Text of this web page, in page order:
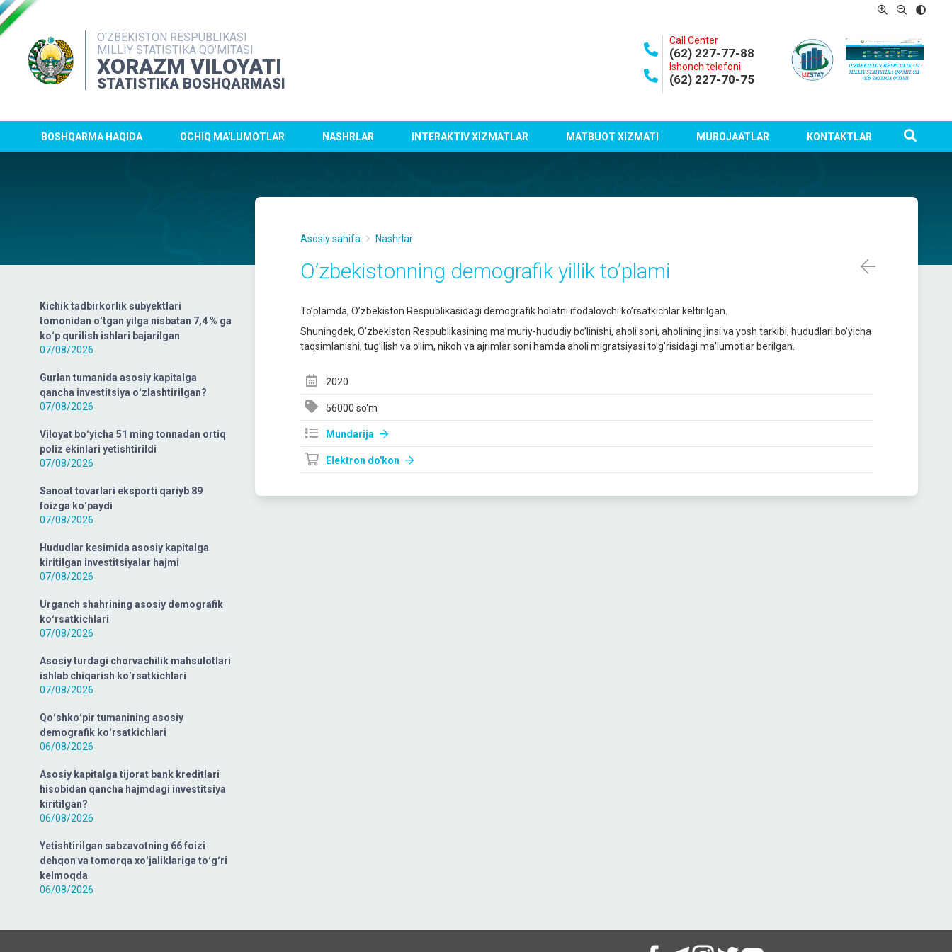
O'ZBEKISTON RESPUBLIKASI
MILLIY STATISTIKA QO'MITASI
XORAZM VILOYATI
STATISTIKA BOSHQARMASI
Call Center
(62) 227-77-88
Ishonch telefoni
(62) 227-70-75
BOSHQARMA HAQIDA OCHIQ MA'LUMOTLAR NASHRLAR INTERAKTIV XIZMATLAR MATBUOT XIZMATI MUROJAATLAR KONTAKTLAR
Kichik tadbirkorlik subyektlari
tomonidan oʻtgan yilga nisbatan 7,4 % ga
koʻp qurilish ishlari bajarilgan
07/08/2026
Gurlan tumanida asosiy kapitalga
qancha investitsiya oʻzlashtirilgan?
07/08/2026
Viloyat boʻyicha 51 ming tonnadan ortiq
poliz ekinlari yetishtirildi
07/08/2026
Sanoat tovarlari eksporti qariyb 89
foizga koʻpaydi
07/08/2026
Hududlar kesimida asosiy kapitalga
kiritilgan investitsiyalar hajmi
07/08/2026
Urganch shahrining asosiy demografik
koʻrsatkichlari
07/08/2026
Asosiy turdagi chorvachilik mahsulotlari
ishlab chiqarish koʻrsatkichlari
07/08/2026
Qoʻshkoʻpir tumanining asosiy
demografik koʻrsatkichlari
06/08/2026
Asosiy kapitalga tijorat bank kreditlari
hisobidan qancha hajmdagi investitsiya
kiritilgan?
06/08/2026
Yetishtirilgan sabzavotning 66 foizi
dehqon va tomorqa xoʻjaliklariga toʻgʻri
kelmoqda
06/08/2026
Asosiy sahifa Nashrlar
O’zbekistonning demografik yillik to’plami
To’plamda, O’zbekiston Respublikasidagi demografik holatni ifodalovchi ko’rsatkichlar keltirilgan.
Shuningdek, O’zbekiston Respublikasining ma’muriy-hududiy bo’linishi, aholi soni, aholining jinsi va yosh tarkibi, hududlari bo’yicha
taqsimlanishi, tug’ilish va o’lim, nikoh va ajrimlar soni hamda aholi migratsiyasi to’g’risidagi ma’lumotlar berilgan.
2020
56000 so'm
Mundarija
Elektron do'kon